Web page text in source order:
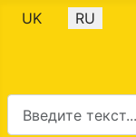
Выберите язык
UK RU